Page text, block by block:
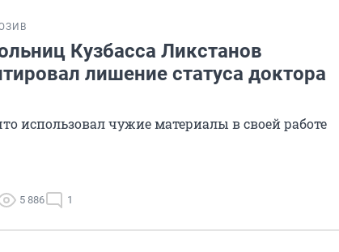
Кузбасса Ликстанов
лишение статуса доктора
использовал чужие материалы в своей работе
5 886 1